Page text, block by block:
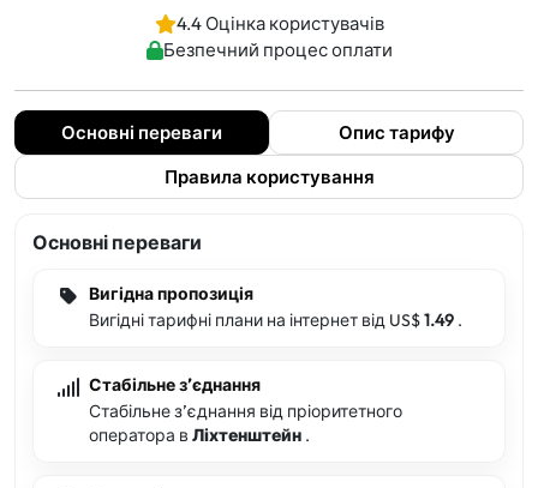
4.4 Оцінка користувачів
Безпечний процес оплати
Основні переваги
Опис тарифу
Правила користування
Основні переваги
Вигідна пропозиція
Вигідні тарифні плани на інтернет від US$1.49 .
Стабільне зʼєднання
Стабільне зʼєднання від пріоритетного
оператора в Ліхтенштейн .